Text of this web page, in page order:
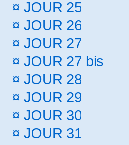
¤ JOUR 25
¤ JOUR 26
¤ JOUR 27
¤ JOUR 27 bis
¤ JOUR 28
¤ JOUR 29
¤ JOUR 30
¤ JOUR 31